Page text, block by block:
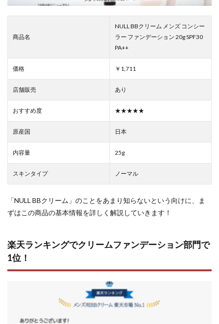
商品名
NULL BBクリーム メンズ コンシー
ラー ファンデーション 20g SPF30
PA++
価格 ￥1,711
店舗販売 あり
おすすめ度 ★★★★★
原産国 日本
内容量 25g
スキンタイプ ノーマル
「NULL BBクリーム」のことをあまり知らないという向けに、ま
ずはこの商品の基本情報を詳しく解説していきます！
楽天ランキングでクリームファンデーション部門で
1位！